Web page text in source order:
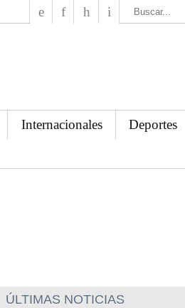
Internacionales
Deportes
ÚLTIMAS NOTICIAS